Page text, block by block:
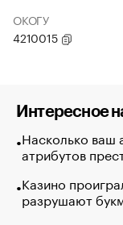
ОКОГУ
4210015
Интересное
Насколько ваш
атрибутов
Казино
разрушают